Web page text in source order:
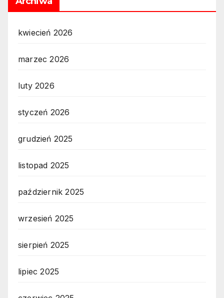
kwiecień 2026
marzec 2026
luty 2026
styczeń 2026
grudzień 2025
listopad 2025
październik 2025
wrzesień 2025
sierpień 2025
lipiec 2025